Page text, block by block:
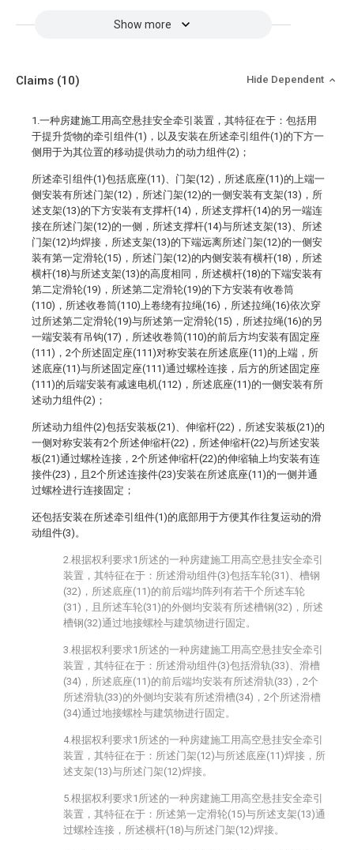
Show more
Claims (10) Hide Dependent
1.一种房建施工用高空悬挂安全牵引装置，其特征在于：包括用
于提升货物的牵引组件(1)，以及安装在所述牵引组件(1)的下方一
侧用于为其位置的移动提供动力的动力组件(2)；
所述牵引组件(1)包括底座(11)、门架(12)，所述底座(11)的上端一
侧安装有所述门架(12)，所述门架(12)的一侧安装有支架(13)，所
述支架(13)的下方安装有支撑杆(14)，所述支撑杆(14)的另一端连
接在所述门架(12)的一侧，所述支撑杆(14)与所述支架(13)、所述
门架(12)均焊接，所述支架(13)的下端远离所述门架(12)的一侧安
装有第一定滑轮(15)，所述门架(12)的内侧安装有横杆(18)，所述
横杆(18)与所述支架(13)的高度相同，所述横杆(18)的下端安装有
第二定滑轮(19)，所述第二定滑轮(19)的下方安装有收卷筒
(110)，所述收卷筒(110)上卷绕有拉绳(16)，所述拉绳(16)依次穿
过所述第二定滑轮(19)与所述第一定滑轮(15)，所述拉绳(16)的另
一端安装有吊钩(17)，所述收卷筒(110)的前后方均安装有固定座
(111)，2个所述固定座(111)对称安装在所述底座(11)的上端，所
述底座(11)与所述固定座(111)通过螺栓连接，后方的所述固定座
(111)的后端安装有减速电机(112)，所述底座(11)的一侧安装有所
述动力组件(2)；
所述动力组件(2)包括安装板(21)、伸缩杆(22)，所述安装板(21)的
一侧对称安装有2个所述伸缩杆(22)，所述伸缩杆(22)与所述安装
板(21)通过螺栓连接，2个所述伸缩杆(22)的伸缩轴上均安装有连
接件(23)，且2个所述连接件(23)安装在所述底座(11)的一侧并通
过螺栓进行连接固定；
还包括安装在所述牵引组件(1)的底部用于方便其作往复运动的滑
动组件(3)。
2.根据权利要求1所述的一种房建施工用高空悬挂安全牵引
装置，其特征在于：所述滑动组件(3)包括车轮(31)、槽钢
(32)，所述底座(11)的前后端均阵列有若干个所述车轮
(31)，且所述车轮(31)的外侧均安装有所述槽钢(32)，所述
槽钢(32)通过地接螺栓与建筑物进行固定。
3.根据权利要求1所述的一种房建施工用高空悬挂安全牵引
装置，其特征在于：所述滑动组件(3)包括滑轨(33)、滑槽
(34)，所述底座(11)的前后端均安装有所述滑轨(33)，2个
所述滑轨(33)的外侧均安装有所述滑槽(34)，2个所述滑槽
(34)通过地接螺栓与建筑物进行固定。
4.根据权利要求1所述的一种房建施工用高空悬挂安全牵引
装置，其特征在于：所述门架(12)与所述底座(11)焊接，所
述支架(13)与所述门架(12)焊接。
5.根据权利要求1所述的一种房建施工用高空悬挂安全牵引
装置，其特征在于：所述第一定滑轮(15)与所述支架(13)通
过螺栓连接，所述横杆(18)与所述门架(12)焊接。